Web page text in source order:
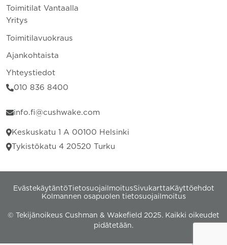
Toimitilat Vantaalla
Yritys
Toimitilavuokraus
Ajankohtaista
Yhteystiedot
010 836 8400
info.fi@cushwake.com
Keskuskatu 1 A 00100 Helsinki
Tykistökatu 4 20520 Turku
EvästekäytäntöTietosuojailmoitusSivukartta Käyttöehdot
Kolmannen osapuolen tietosuojailmoitus
© Tekijänoikeus Cushman & Wakefield 2025. Kaikki oikeudet
pidätetään.